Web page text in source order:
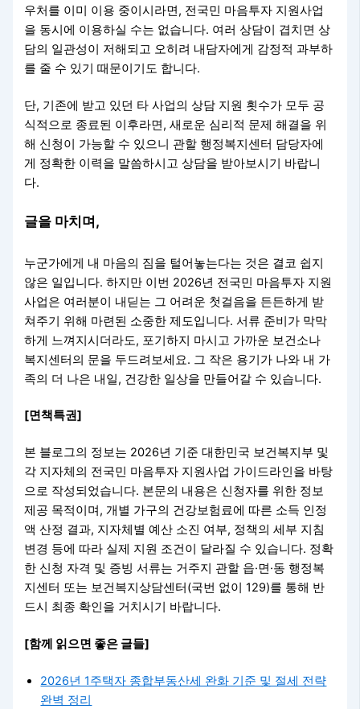
우처를 이미 이용 중이시라면, 전국민 마음투자 지원사업
을 동시에 이용하실 수는 없습니다. 여러 상담이 겹치면 상
담의 일관성이 저해되고 오히려 내담자에게 감정적 과부하
를 줄 수 있기 때문이기도 합니다.
단, 기존에 받고 있던 타 사업의 상담 지원 횟수가 모두 공
식적으로 종료된 이후라면, 새로운 심리적 문제 해결을 위
해 신청이 가능할 수 있으니 관할 행정복지센터 담당자에
게 정확한 이력을 말씀하시고 상담을 받아보시기 바랍니
다.
글을 마치며,
누군가에게 내 마음의 짐을 털어놓는다는 것은 결코 쉽지
않은 일입니다. 하지만 이번 2026년 전국민 마음투자 지원
사업은 여러분이 내딛는 그 어려운 첫걸음을 든든하게 받
쳐주기 위해 마련된 소중한 제도입니다. 서류 준비가 막막
하게 느껴지시더라도, 포기하지 마시고 가까운 보건소나
복지센터의 문을 두드려보세요. 그 작은 용기가 나와 내 가
족의 더 나은 내일, 건강한 일상을 만들어갈 수 있습니다.
[면책특권]
본 블로그의 정보는 2026년 기준 대한민국 보건복지부 및
각 지자체의 전국민 마음투자 지원사업 가이드라인을 바탕
으로 작성되었습니다. 본문의 내용은 신청자를 위한 정보
제공 목적이며, 개별 가구의 건강보험료에 따른 소득 인정
액 산정 결과, 지자체별 예산 소진 여부, 정책의 세부 지침
변경 등에 따라 실제 지원 조건이 달라질 수 있습니다. 정확
한 신청 자격 및 증빙 서류는 거주지 관할 읍·면·동 행정복
지센터 또는 보건복지상담센터(국번 없이 129)를 통해 반
드시 최종 확인을 거치시기 바랍니다.
[함께 읽으면 좋은 글들]
2026년 1주택자 종합부동산세 완화 기준 및 절세 전략
완벽 정리